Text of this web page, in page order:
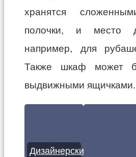
хранятся
полочки, и место
например, для
Также шкаф может
выдвижными ящичками.
Дизайнерские